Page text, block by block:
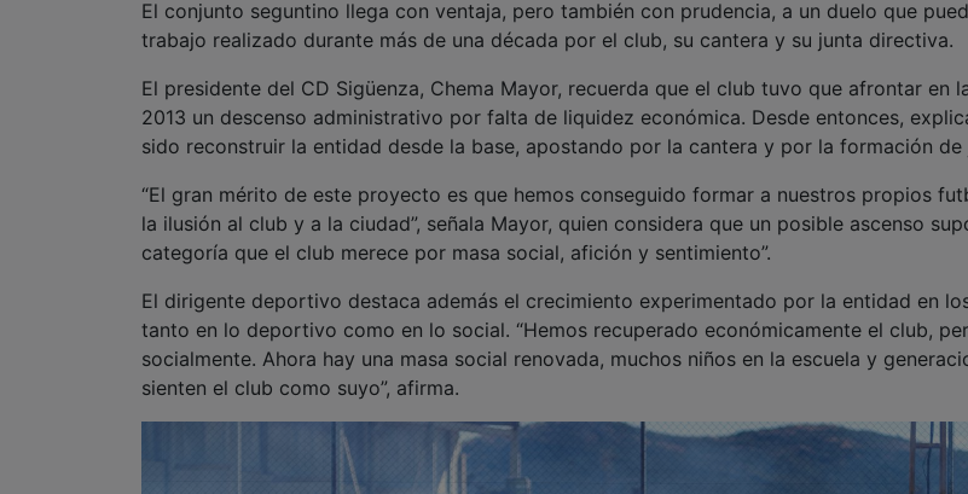
El conjunto seguntino llega con ventaja, pero también con prudencia, a un duelo que
trabajo realizado durante más de una década por el club, su cantera y su junta directiva.
El presidente del CD Sigüenza, Chema Mayor, recuerda que el club tuvo que afrontar en
2013 un descenso administrativo por falta de liquidez económica. Desde entonces,
sido reconstruir la entidad desde la base, apostando por la cantera y por la formación de
“El gran mérito de este proyecto es que hemos conseguido formar a nuestros propios
la ilusión al club y a la ciudad”, señala Mayor, quien considera que un posible ascenso
categoría que el club merece por masa social, afición y sentimiento”.
El dirigente deportivo destaca además el crecimiento experimentado por la entidad en
tanto en lo deportivo como en lo social. “Hemos recuperado económicamente el club,
socialmente. Ahora hay una masa social renovada, muchos niños en la escuela y
sienten el club como suyo”, afirma.